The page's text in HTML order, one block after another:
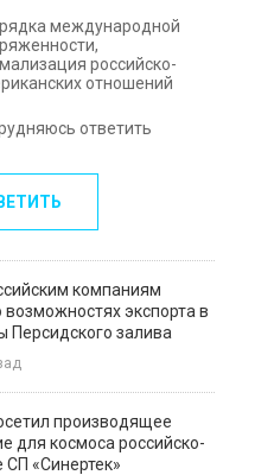
международной
российско-
отношений
ответить
компаниям
возможностях экспорта в
Персидского залива
производящее
для космоса российско-
«Синертек»